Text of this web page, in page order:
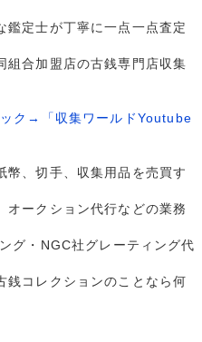
鑑定士が丁寧に一点一点査定
組合加盟店の古銭専門店収集
ク→「収集ワールドYoutube
幣、切手、収集用品を売買す
オークション代行などの業務
グ・NGC社グレーティング代
銭コレクションのことなら何